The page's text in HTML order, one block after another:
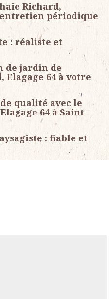
Richard,
périodique
: réaliste et
de jardin de
Elagage 64 à votre
qualité avec le
64 à Saint
: fiable et